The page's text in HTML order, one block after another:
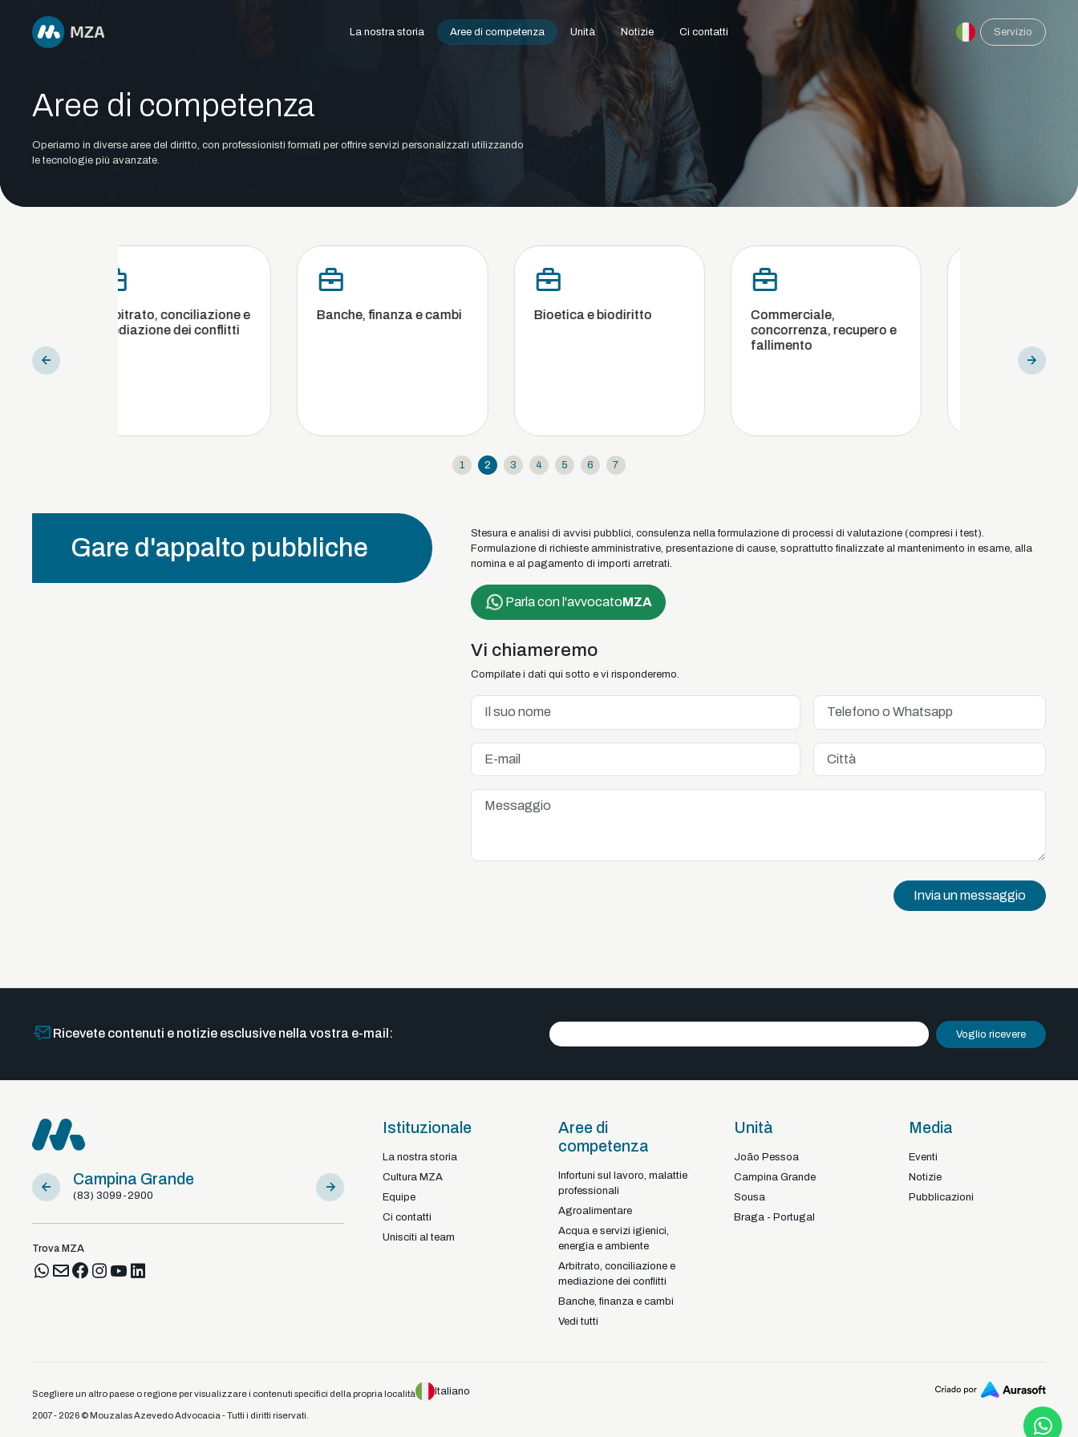
La nostra storia Aree di competenza Unità Notizie Ci contatti Servizio
Aree di competenza
Operiamo in diverse aree del diritto, con professionisti formati per offrire servizi personalizzati utilizzando
le tecnologie più avanzate.
Arbitrato, conciliazione e
mediazione dei conflitti
Banche, finanza e cambi Bioetica e biodiritto
concorrenza, recupero e
interne
1 2 3 4 5 6 7
Gare d'appalto pubbliche
Stesura e analisi di avvisi pubblici, consulenza nella formulazione di processi di valutazione (compresi i test).
Formulazione di richieste amministrative, presentazione di cause, soprattutto finalizzate al mantenimento in esame, alla
nomina e al pagamento di importi arretrati.
Parla con l'avvocatoMZA
Vi chiameremo
Compilate i dati qui sotto e vi risponderemo.
Invia un messaggio
Ricevete contenuti e notizie esclusive nella vostra e-mail: Voglio ricevere
Campina Grande
(83) 3099-2900
Sousa
(83) 98122-92925
Braga - Portugal
+351
Trova MZA
Istituzionale
La nostra storia
Cultura MZA
Equipe
Ci contatti
Unisciti al team
Aree di
competenza
Infortuni sul lavoro, malattie
professionali
Agroalimentare
Acqua e servizi igienici,
energia e ambiente
Arbitrato, conciliazione e
mediazione dei conflitti
Banche, finanza e cambi
Vedi tutti
Unità
João Pessoa
Campina Grande
Sousa
Braga - Portugal
Media
Eventi
Notizie
Pubblicazioni
Scegliere un altro paese o regione per visualizzare i contenuti specifici della propria località Italiano
2007 - 2026 © Mouzalas Azevedo Advocacia - Tutti i diritti riservati.